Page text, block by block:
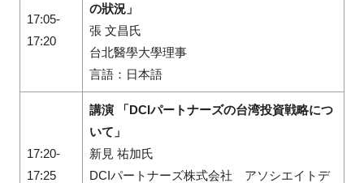
17:05-
17:20
の狀況」
張 文昌氏
台北醫學大學理事
言語：日本語
17:20-
17:25
講演 「DCIパートナーズの台湾投資戦略につ
いて」
新見 祐加氏
DCIパートナーズ株式会社 アソシエイトデ